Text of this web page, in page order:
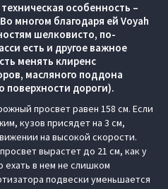
особенность –
многом благодаря ей Voyah
шелковисто, по-
есть и другое важное
менять клиренс
масляного поддона
поверхности дороги).
просвет равен 158 см. Если
кузов присядет на 3 см,
на высокой скорости.
вырастет до 21 см, как у
ехать в нем не слишком
подвески уменьшается